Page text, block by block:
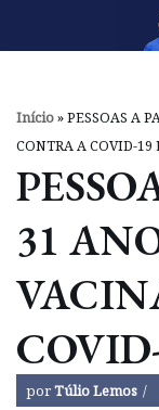
o
conteúdo
Início»PESSOAS A
CONTRA A COVID-19
31
porTúlio Lemos